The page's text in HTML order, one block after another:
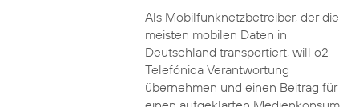
Als Mobilfunknetzbetreiber, der die
meisten mobilen Daten in
Deutschland transportiert, will o2
Telefónica Verantwortung
übernehmen und einen Beitrag für